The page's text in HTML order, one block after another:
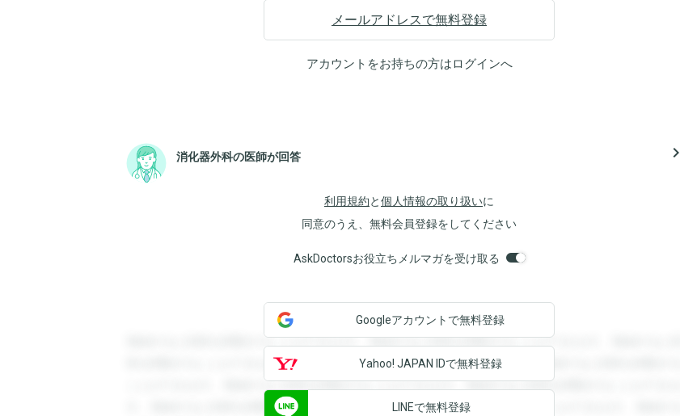
メールアドレスで無料登録
アカウントをお持ちの方はログインへ
消化器外科の医師が回答 navigate_next
利用規約と個人情報の取り扱いに
同意のうえ、無料会員登録をしてください
AskDoctorsお役立ちメルマガを受け取る
登録すると回答を閲覧することができます。登録すると回答を閲覧することができます。登録すると回
答を閲覧することができます。登録すると回答を閲覧することができます。登録すると回答を閲覧する
ことができます。登録すると回答を閲覧することができます。登録すると回答を閲覧することができま
す。登録すると回答を閲覧することができます。登録すると回答を閲覧することができます。登録する
Googleアカウントで無料登録
Yahoo! JAPAN IDで無料登録
LINEで無料登録